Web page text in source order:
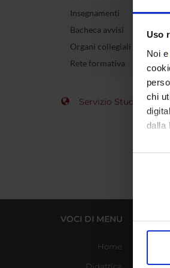
Uso
Noi e
chi
dalla
Con
Insegnamenti
Bacheca avvisi
Organi collegiali e di
Rete formativa
Servizio Studenti
VOCI DI MENU
Home